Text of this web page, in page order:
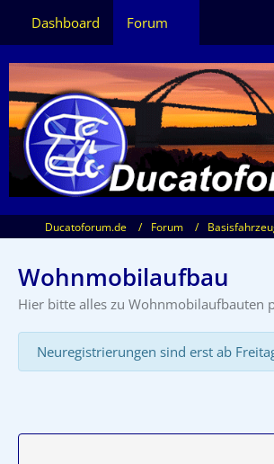
Dashboard Forum
Ducatoforum.de Forum
Wohnmobilaufbau
Hier bitte alles zu Wohnmobilaufbauten
Neuregistrierungen sind erst ab